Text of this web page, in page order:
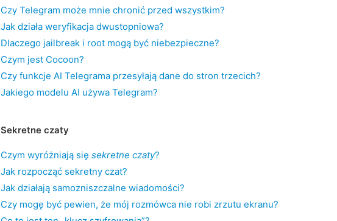
Czy Telegram może mnie chronić przed wszystkim?
Jak działa weryfikacja dwustopniowa?
Dlaczego jailbreak i root mogą być niebezpieczne?
Czym jest Cocoon?
Czy funkcje AI Telegrama przesyłają dane do stron trzecich?
Jakiego modelu AI używa Telegram?
Sekretne czaty
Czym wyróżniają się sekretne czaty?
Jak rozpocząć sekretny czat?
Jak działają samozniszczalne wiadomości?
Czy mogę być pewien, że mój rozmówca nie robi zrzutu ekranu?